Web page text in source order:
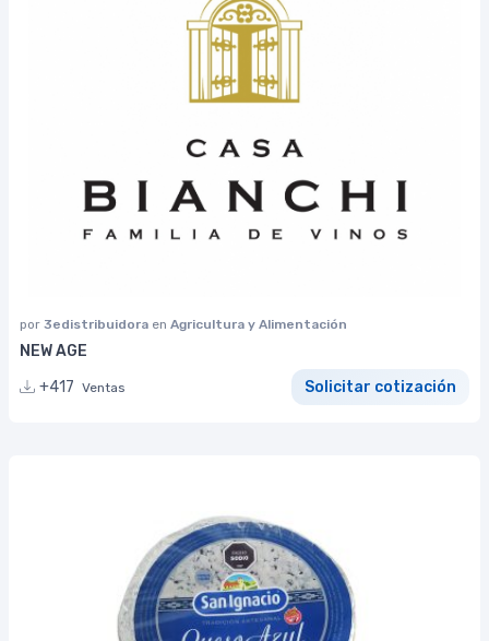
por 3edistribuidora en Agricultura y Alimentación
NEW AGE
+417 Ventas Solicitar cotización